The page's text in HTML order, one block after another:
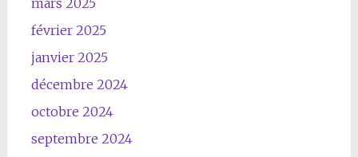
mars 2025
février 2025
janvier 2025
décembre 2024
octobre 2024
septembre 2024